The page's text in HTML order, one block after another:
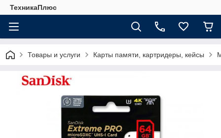
ТехникаПлюс
Товары и услуги Карты памяти, картридеры, кейсы